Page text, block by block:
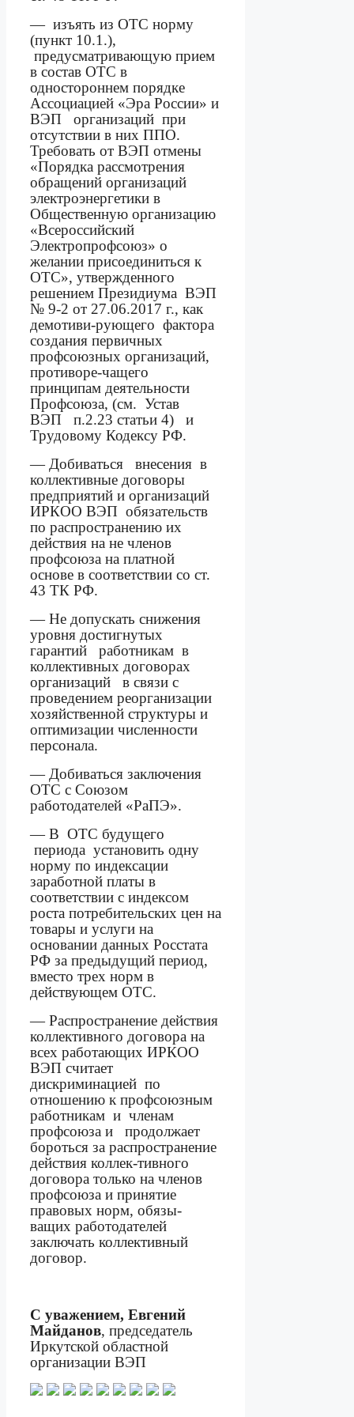
— изъять из ОТС норму
(пункт 10.1.),
предусматривающую прием
в состав ОТС в
одностороннем порядке
Ассоциацией «Эра России» и
ВЭП
организаций при
отсутствии в них ППО.
Требовать от ВЭП отмены
«Порядка рассмотрения
обращений организаций
электроэнергетики в
Общественную организацию
«Всероссийский
Электропрофсоюз» о
желании присоединиться к
ОТС», утвержденного
решением Президиума ВЭП
№ 9-2 от 27.06.2017 г., как
демотиви-рующего фактора
создания первичных
профсоюзных организаций,
противоре-чащего
принципам деятельности
Профсоюза, (см. Устав
ВЭП
п.2.23 статьи 4)
и
Трудовому Кодексу РФ.
— Добиваться
внесения в
коллективные договоры
предприятий и организаций
ИРКОО ВЭП обязательств
по распространению их
действия на не членов
профсоюза на платной
основе в соответствии со ст.
43 ТК РФ.
— Не допускать снижения
уровня достигнутых
гарантий
работникам в
коллективных договорах
организаций
в связи с
проведением реорганизации
хозяйственной структуры и
оптимизации численности
персонала.
— Добиваться заключения
ОТС с Союзом
работодателей «РаПЭ».
— В ОТС будущего
периода установить одну
норму по индексации
заработной платы в
соответствии с индексом
роста потребительских цен на
товары и услуги на
основании данных Росстата
РФ за предыдущий период,
вместо трех норм в
действующем ОТС.
— Распространение действия
коллективного договора на
всех работающих ИРКОО
ВЭП считает
дискриминацией по
отношению к профсоюзным
работникам и членам
профсоюза и
продолжает
бороться за распространение
действия коллек-тивного
договора только на членов
профсоюза и принятие
правовых норм, обязы-
ващих работодателей
заключать коллективный
договор.
С уважением, Евгений
Майданов, председатель
Иркутской областной
организации ВЭП